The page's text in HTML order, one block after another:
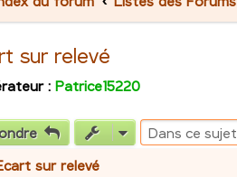
sur relevé
: Patrice15220
sur relevé